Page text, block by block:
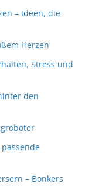
– Ideen, die
Herzen
Stress und
den
– Bonkers